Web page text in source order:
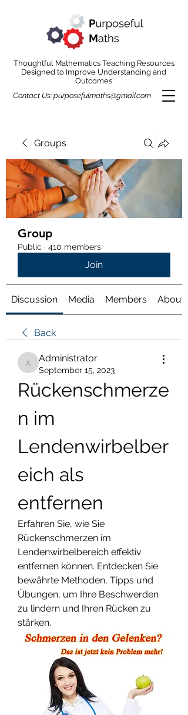
Thoughtful Mathematics Teaching Resources
Designed to Improve Understanding and
Outcomes
Contact Us: purposefulmaths@gmail.com
Groups
Group
Public · 410 members
Join
Discussion Media Members About
Back
Administrator
Administrator
September 15, 2023
Rückenschmerze
n im
Lendenwirbelber
eich als
entfernen
Erfahren Sie, wie Sie
Rückenschmerzen im
Lendenwirbelbereich effektiv
entfernen können. Entdecken Sie
bewährte Methoden, Tipps und
Übungen, um Ihre Beschwerden
zu lindern und Ihren Rücken zu
stärken.